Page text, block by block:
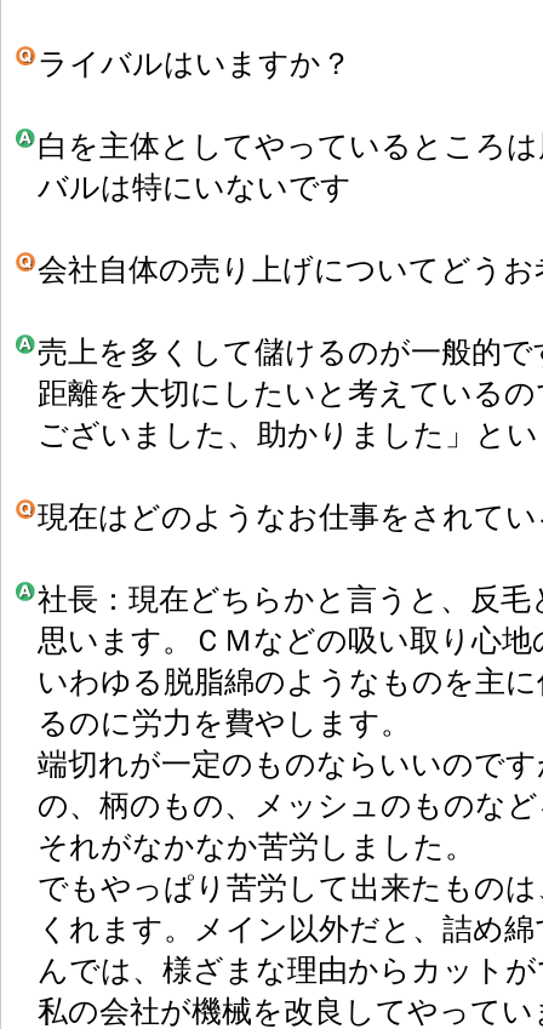
ライバルはいますか？
白を主体としてやっているところ
バルは特にいないです
会社自体の売り上げについてどう
売上を多くして儲けるのが一般的
距離を大切にしたいと考えている
ございました、助かりました」と
現在はどのようなお仕事をされて
社長：現在どちらかと言うと、反
思います。ＣＭなどの吸い取り心
いわゆる脱脂綿のようなものを主
るのに労力を費やします。
端切れが一定のものならいいので
の、柄のもの、メッシュのものな
それがなかなか苦労しました。
でもやっぱり苦労して出来たもの
くれます。メイン以外だと、詰め
んでは、様ざまな理由からカット
私の会社が機械を改良してやってい